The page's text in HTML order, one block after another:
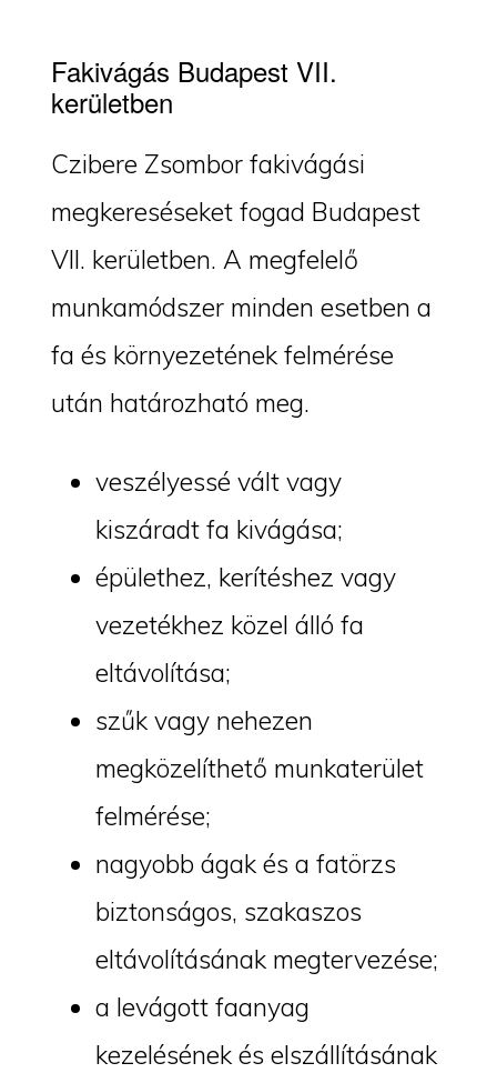
Fakivágás Budapest VII.
kerületben
Czibere Zsombor fakivágási
megkereséseket fogad Budapest
VII. kerületben. A megfelelő
munkamódszer minden esetben a
fa és környezetének felmérése
után határozható meg.
veszélyessé vált vagy
kiszáradt fa kivágása;
épülethez, kerítéshez vagy
vezetékhez közel álló fa
eltávolítása;
szűk vagy nehezen
megközelíthető munkaterület
felmérése;
nagyobb ágak és a fatörzs
biztonságos, szakaszos
eltávolításának megtervezése;
a levágott faanyag
kezelésének és elszállításának